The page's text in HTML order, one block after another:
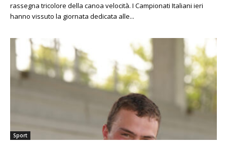
rassegna tricolore della canoa velocità. I Campionati Italiani ieri
hanno vissuto la giornata dedicata alle...
Sport